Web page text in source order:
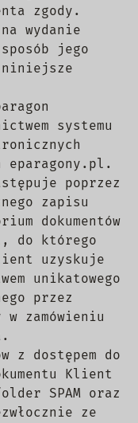
zgody.
wydanie
jego
niniejsze
systemu
eparagony.pl.
poprzez
zapisu
dokumentów
do którego
uzyskuje
unikatowego
przez
w zamówieniu
z dostępem do
Klient
SPAM oraz
ze